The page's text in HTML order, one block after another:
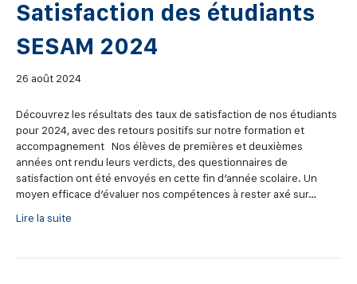
Satisfaction des étudiants
SESAM 2024
26 août 2024
Découvrez les résultats des taux de satisfaction de nos étudiants
pour 2024, avec des retours positifs sur notre formation et
accompagnement Nos élèves de premières et deuxièmes
années ont rendu leurs verdicts, des questionnaires de
satisfaction ont été envoyés en cette fin d’année scolaire. Un
moyen efficace d’évaluer nos compétences à rester axé sur…
Lire la suite